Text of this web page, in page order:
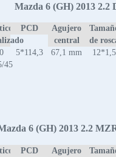
Mazda 6 (GH) 2013 2.2
PCD
Agujero
central
de
45
5*114,3 67,1 mm 12*1,5
6 (GH) 2013 2.2
PCD
Agujero